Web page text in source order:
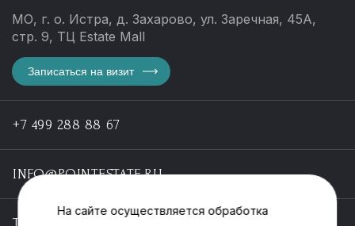
МО, г. о. Истра, д. Захарово, ул. Заречная, 45А,
стр. 9, ТЦ Estate Mall
Записаться на визит
+7 499 288 88 67
INFO@POINTESTATE.RU
TELEGRAM
На сайте осуществляется обработка